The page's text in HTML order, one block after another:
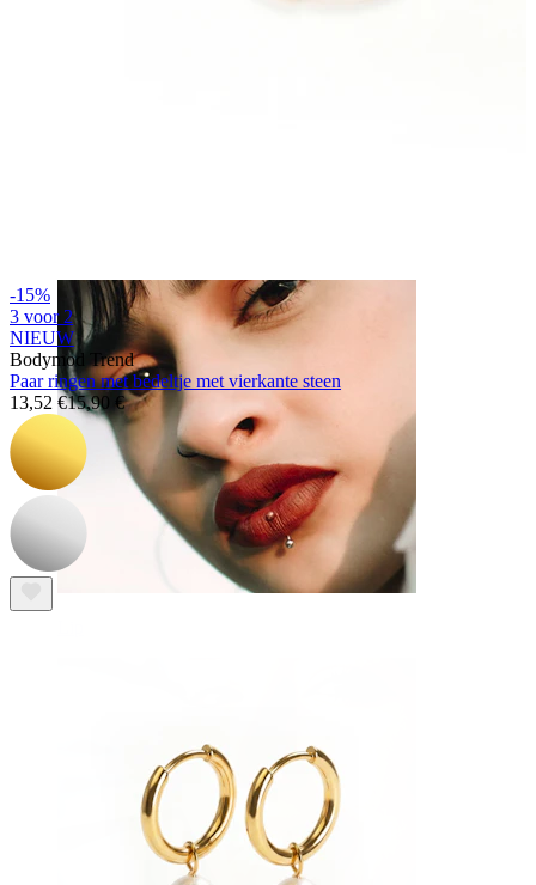
-15%
3 voor 2
NIEUW
Bodymod Trend
Paar ringen met bedeltje met vierkante steen
13,52 €15,90 €